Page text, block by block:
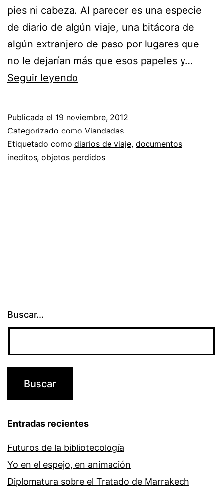
pies ni cabeza. Al parecer es una especie
de diario de algún viaje, una bitácora de
algún extranjero de paso por lugares que
no le dejarían más que esos papeles y…
Seguir leyendo
Publicada el 19 noviembre, 2012
Categorizado como Viandadas
Etiquetado como diarios de viaje, documentos
ineditos, objetos perdidos
Buscar...
Entradas recientes
Futuros de la bibliotecología
Yo en el espejo, en animación
Diplomatura sobre el Tratado de Marrakech